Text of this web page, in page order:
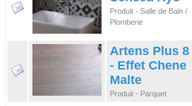
Produit - Salle de Bain /
Plomberie
Artens Plus 8
- Effet Chene
Malte
Produit - Parquet